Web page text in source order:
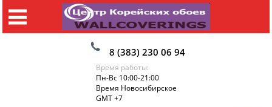
8 (383) 230 06 94
Время работы:
Пн-Вс 10:00-21:00
Время Новосибирское
GMT +7